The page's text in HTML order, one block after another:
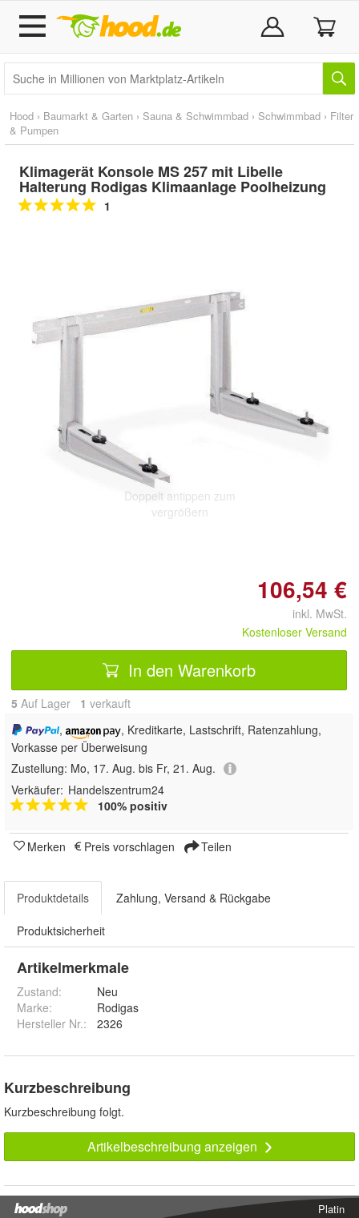
Hood › Baumarkt & Garten › Sauna & Schwimmbad › Schwimmbad › Filter
& Pumpen
Klimagerät Konsole MS 257 mit Libelle
Halterung Rodigas Klimaanlage Poolheizung
1
Doppelt antippen zum
vergrößern
106,54 €
inkl. MwSt.
Kostenloser Versand
In den Warenkorb
5 Auf Lager 1 verkauft
,
, Kreditkarte, Lastschrift, Ratenzahlung,
Vorkasse per Überweisung
Zustellung: Mo, 17. Aug. bis Fr, 21. Aug.
Verkäufer: Handelszentrum24
100% positiv
Merken Preis vorschlagen Teilen
Produktdetails Zahlung, Versand & Rückgabe
Produktsicherheit
Artikelmerkmale
Zustand:
Neu
Marke:
Rodigas
Hersteller Nr.:
2326
Kurzbeschreibung
Kurzbeschreibung folgt.
Artikelbeschreibung anzeigen
Platin